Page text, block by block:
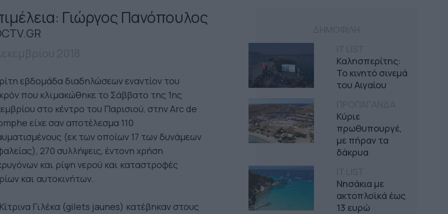
Καλησπερίτης:
Το κινητό σινεμά
του Αιγαίου
Κύριε
πρωθυπουργέ,
με πήραν τα
δάκρυα
Νησάκια με
ακτοπλοϊκά έως
13 ευρώ
Γιώργος Πανόπουλος
εβδομάδα διαδηλώσεων εναντίον του
που κλιμακώθηκε το Σάββατο της 1ης
στο κέντρο του Παρισιού, στην Arc de
είχε σαν αποτέλεσμα 110
(εκ των οποίων 17 των δυνάμεων
270 συλλήψεις, έντονη χρήση
και ρίψη νερού και καταστροφές
και αυτοκινήτων.
Γιλέκα (gilets jaunes) κατέβηκαν στους